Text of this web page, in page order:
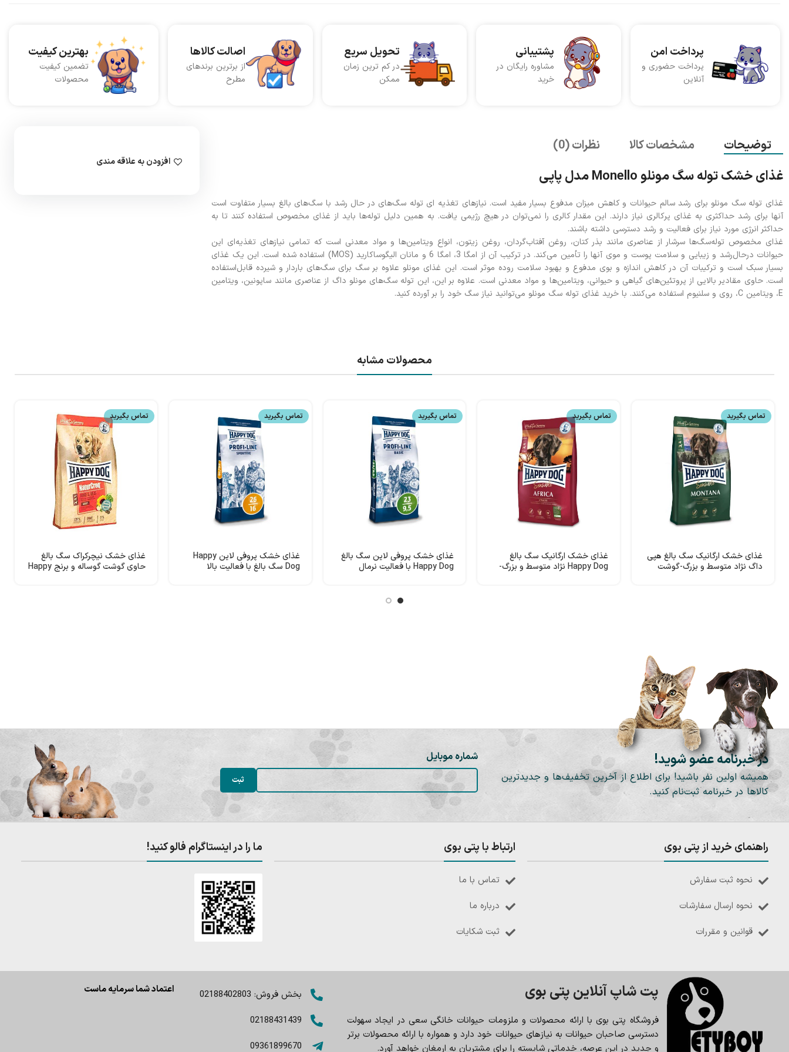
پرداخت امن
پرداخت حضوری و
آنلاین
پشتیبانی
مشاوره رایگان در
خرید
تحویل سریع
در کم ترین زمان
ممکن
اصالت کالاها
از برترین برندهای
مطرح
بهترین کیفیت
تضمین کیفیت
محصولات
توضیحات مشخصات کالا نظرات (0)
غذای خشک توله سگ مونلو Monello مدل پاپی
غذای توله سگ مونلو برای رشد سالم حیوانات و کاهش میزان مدفوع بسیار مفید است. نیازهای تغذیه ای توله سگ‌های در حال رشد با سگ‌های بالغ بسیار متفاوت است
آنها برای رشد حداکثری به غذای پرکالری نیاز دارند. این مقدار کالری را نمی‌توان در هیچ رژیمی یافت. به همین دلیل توله‌ها باید از غذای مخصوص استفاده کنند تا به
حداکثر انرژی مورد نیاز برای فعالیت و رشد دسترسی داشته باشند.
غذای مخصوص توله‌سگ‌ها سرشار از عناصری مانند بذر کتان، روغن آفتاب‌گردان، روغن زیتون، انواع ویتامین‌ها و مواد معدنی است که تمامی نیازهای تغذیه‌ای این
حیوانات درحال‌رشد و زیبایی و سلامت پوست و موی آنها را تأمین می‌کند. در ترکیب آن از امگا 3، امگا 6 و مانان الیگوساکارید (MOS) استفاده شده است. این یک غذای
بسیار سبک است و ترکیبات آن در کاهش اندازه و بوی مدفوع و بهبود سلامت روده موثر است. این غذای مونلو علاوه بر سگ برای سگ‌های باردار و شیرده قابل‌استفاده
است. حاوی مقادیر بالایی از پروتئین‌های گیاهی و حیوانی، ویتامین‌ها و مواد معدنی است. علاوه بر این، این توله سگ‌های مونلو داگ از عناصری مانند ساپونین، ویتامین
E، ویتامین C، روی و سلنیوم استفاده می‌کنند. با خرید غذای توله سگ مونلو می‌توانید نیاز سگ خود را بر آورده کنید.
افزودن به علاقه مندی
محصولات مشابه
تماس بگیرید
غذای خشک ارگانیک سگ بالغ هپی
داگ نژاد متوسط و بزرگ-گوشت
تماس بگیرید
غذای خشک ارگانیک سگ بالغ
Happy Dog نژاد متوسط و بزرگ-
تماس بگیرید
غذای خشک پروفی لاین سگ بالغ
Happy Dog با فعالیت نرمال
تماس بگیرید
غذای خشک پروفی لاین Happy
Dog سگ بالغ با فعالیت بالا
تماس بگیرید
غذای خشک نیچرکراک سگ بالغ
حاوی گوشت گوساله و برنج Happy
در خبرنامه عضو شوید!
همیشه اولین نفر باشید! برای اطلاع از آخرین تخفیف‌ها و جدیدترین
کالاها در خبرنامه ثبت‌نام کنید.
شماره موبایل
راهنمای خرید از پتی بوی
نحوه ثبت سفارش
نحوه ارسال سفارشات
قوانین و مقررات
ارتباط با پتی بوی
تماس با ما
درباره ما
ثبت شکایات
ما را در اینستاگرام فالو کنید!
پت شاپ آنلاین پتی بوی
فروشگاه پتی بوی با ارائه محصولات و ملزومات حیوانات خانگی سعی در ایجاد سهولت
دسترسی صاحبان حیوانات به نیازهای حیوانات خود دارد و همواره با ارائه محصولات برتر
و جدید در این عرصه، خدماتی شایسته را برای مشتریان به ارمغان خواهد آورد.
بخش فروش: 02188402803
02188431439
09361899670
اعتماد شما سرمایه ماست